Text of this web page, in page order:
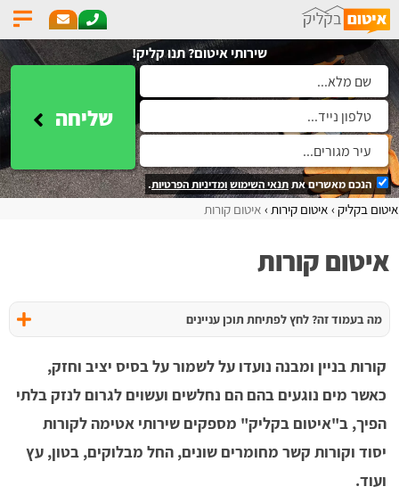
שירותי איטום? תנו קליק!
שליחה
הנכם מאשרים אתתנאי השימושומדיניות הפרטיות.
איטום בקליק איטום קירות איטום קורות
איטום קורות
מה בעמוד זה? לחץ לפתיחת תוכן עניינים
קורות בניין ומבנה נועדו על לשמור על בסיס יציב וחזק,
כאשר מים נוגעים בהם הם נחלשים ועשוים לגרום לנזק בלתי
הפיך, ב"איטום בקליק" מספקים שירותי אטימה לקורות
יסוד וקורות קשר מחומרים שונים, החל מבלוקים, בטון, עץ
ועוד.